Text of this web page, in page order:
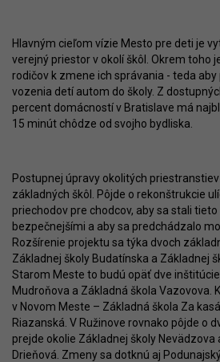
Hlavným cieľom vízie Mesto pre deti je
verejný priestor v okolí škôl. Okrem toho
rodičov k zmene ich správania - teda
vozenia detí autom do školy. Z
percent domácností v Bratislave má
15 minút chôdze od svojho bydliska.
Postupnej úpravy okolitých
základných škôl. Pôjde o rekonštrukcie
priechodov pre chodcov, aby sa stali
bezpečnejšími a aby sa predchádzalo
Rozšírenie projektu sa týka dvoch
Základnej školy Budatínska a Základnej
Starom Meste to budú opäť dve
Mudroňova a Základná škola Vazovova.
v Novom Meste – Základná škola Za
Riazanská. V Ružinove rovnako pôjde o
prejde okolie Základnej školy Nevädzova
Drieňová. Zmeny sa dotknú aj